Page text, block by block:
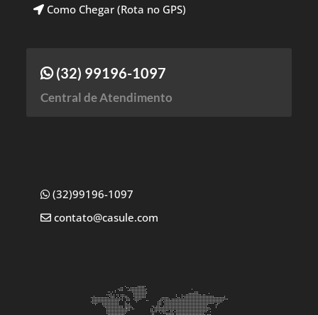
Como Chegar (Rota no GPS)
(32) 99196-1097
Central de Atendimento
(32)99196-1097
contato@casule.com